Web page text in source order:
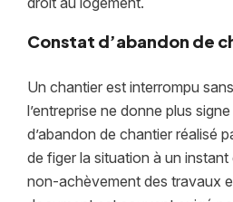
Constat d’abandon de
Un chantier est interrompu
l’entreprise ne donne plus
d’abandon de chantier réalisé
de figer la situation à un instant
non-achèvement des travaux